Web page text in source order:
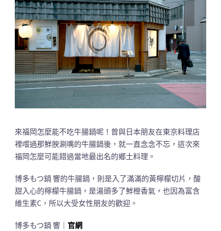
來福岡怎麼能不吃牛腸鍋呢！曾與日本朋友在東京料理店
裡嚐過那鮮腴涮嘴的牛腸鍋後，就一直念念不忘，這次來
福岡怎麼可能錯過當地最出名的鄉土料理。
博多もつ鍋 響的牛腸鍋，則是入了滿滿的黃檸檬切片，酸
甜入心的檸檬牛腸鍋，是湯頭多了鮮橙香氣，也因為富含
維生素C，所以大受女性朋友的歡迎。
博多もつ鍋 響｜ 官網